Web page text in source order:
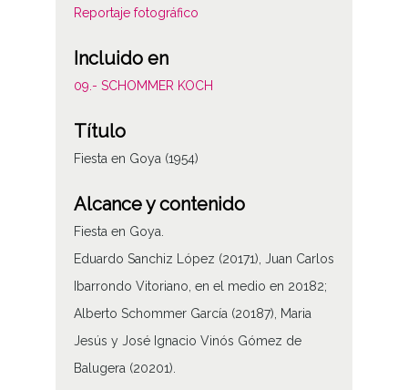
Reportaje fotográfico
Incluido en
09.- SCHOMMER KOCH
Título
Fiesta en Goya (1954)
Alcance y contenido
Fiesta en Goya.
Eduardo Sanchiz López (20171), Juan Carlos
Ibarrondo Vitoriano, en el medio en 20182;
Alberto Schommer García (20187), Maria
Jesús y José Ignacio Vinós Gómez de
Balugera (20201).